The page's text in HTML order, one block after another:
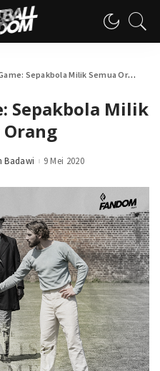
Sepakbola Milik Semua Orang
Sepakbola Milik
Orang
Badawi 9 Mei 2020